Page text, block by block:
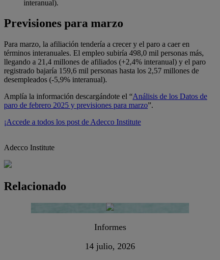
interanual).
Previsiones para marzo
Para marzo, la afiliación tendería a crecer y el paro a caer en
términos interanuales. El empleo subiría 498,0 mil personas más,
llegando a 21,4 millones de afiliados (+2,4% interanual) y el paro
registrado bajaría 159,6 mil personas hasta los 2,57 millones de
desempleados (-5,9% interanual).
Amplía la información descargándote el “Análisis de los Datos de
paro de febrero 2025 y previsiones para marzo”.
¡Accede a todos los post de Adecco Institute
Adecco Institute
Relacionado
Informes
14 julio, 2026